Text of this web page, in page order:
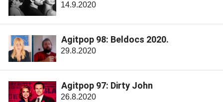
14.9.2020
Agitpop 98: Beldocs 2020.
29.8.2020
Agitpop 97: Dirty John
26.8.2020